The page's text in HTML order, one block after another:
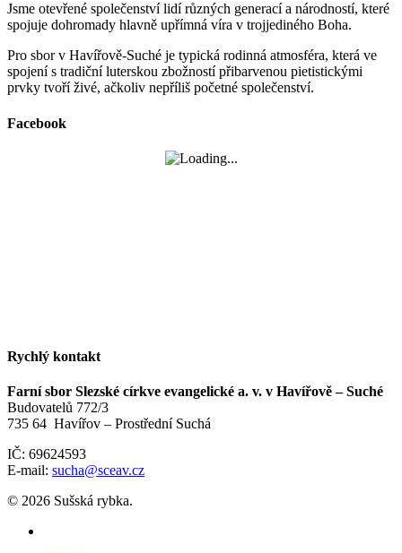
Jsme otevřené společenství lidí různých generací a národností, které
spojuje dohromady hlavně upřímná víra v trojjediného Boha.
Pro sbor v Havířově-Suché je typická rodinná atmosféra, která ve
spojení s tradiční luterskou zbožností přibarvenou pietistickými
prvky tvoří živé, ačkoliv nepříliš početné společenství.
Facebook
Rychlý kontakt
Farní sbor Slezské církve evangelické a. v. v Havířově – Suché
Budovatelů 772/3
735 64 Havířov – Prostřední Suchá
IČ: 69624593
E-mail: sucha@sceav.cz
© 2026 Sušská rybka.